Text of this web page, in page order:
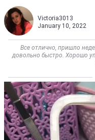
Victoria3013
January 10, 2022
Все отлично, пришло
довольно быстро. Хорошо